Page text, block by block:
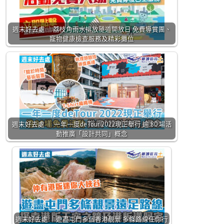
週末好去處 ｜荔枝角雨水排放隧道開放日 免費導賞團、
寵物健康檢查服務及精彩攤位
週末好去處 ｜ 一年一度deTour 2022現正舉行 逾 80 場活
動推廣「設計共同」概念
週末好去處 ｜遊盡屯門多個香港靚景 多條路線任你行